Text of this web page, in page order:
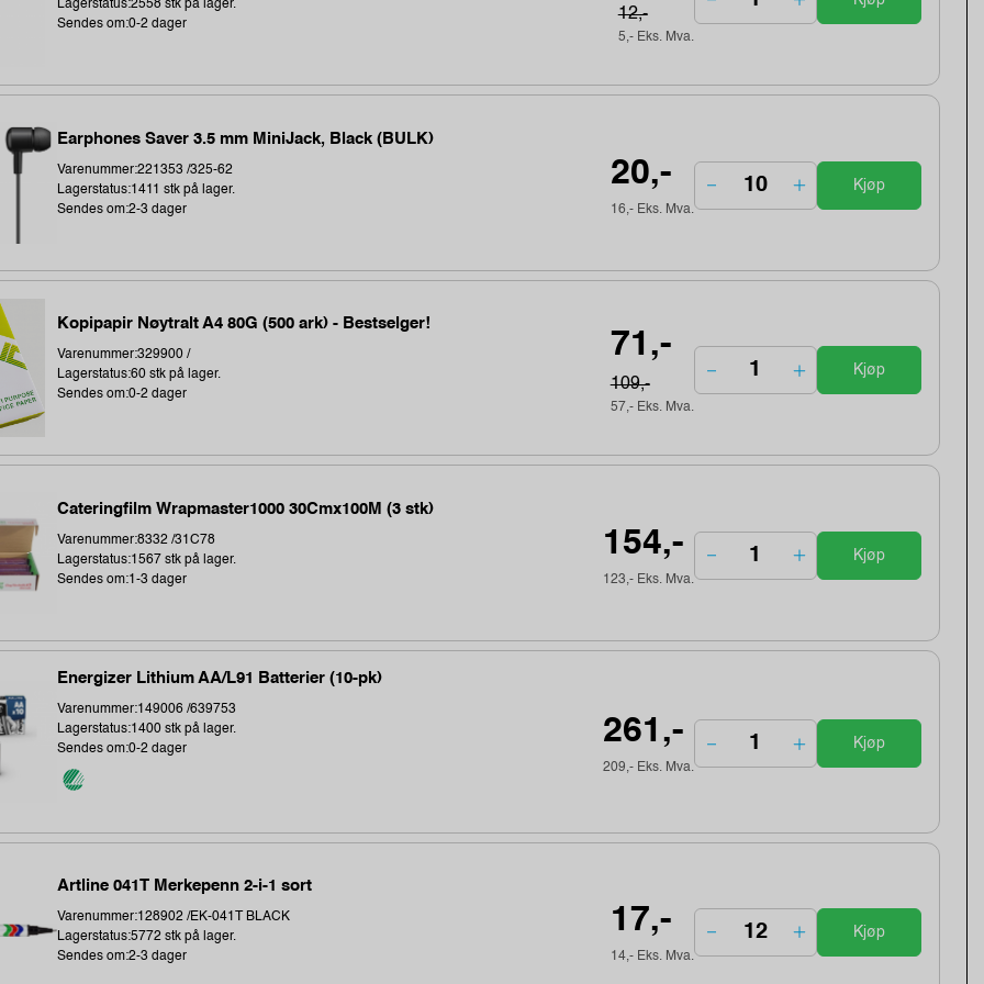
Lagerstatus:2558 stk på lager.
Sendes om:0-2 dager
12,-
5,- Eks. Mva.
Earphones Saver 3.5 mm MiniJack, Black (BULK)
Varenummer:221353 /325-62
Lagerstatus:1411 stk på lager.
Sendes om:2-3 dager
20,-
16,- Eks. Mva.
Kjøp
Kopipapir Nøytralt A4 80G (500 ark) - Bestselger!
Varenummer:329900 /
Lagerstatus:60 stk på lager.
Sendes om:0-2 dager
71,-
109,-
57,- Eks. Mva.
Kjøp
Cateringfilm Wrapmaster1000 30Cmx100M (3 stk)
Varenummer:8332 /31C78
Lagerstatus:1567 stk på lager.
Sendes om:1-3 dager
154,-
123,- Eks. Mva.
Kjøp
Energizer Lithium AA/L91 Batterier (10-pk)
Varenummer:149006 /639753
Lagerstatus:1400 stk på lager.
Sendes om:0-2 dager
261,-
209,- Eks. Mva.
Kjøp
Artline 041T Merkepenn 2-i-1 sort
Varenummer:128902 /EK-041T BLACK
Lagerstatus:5772 stk på lager.
Sendes om:2-3 dager
17,-
14,- Eks. Mva.
Kjøp